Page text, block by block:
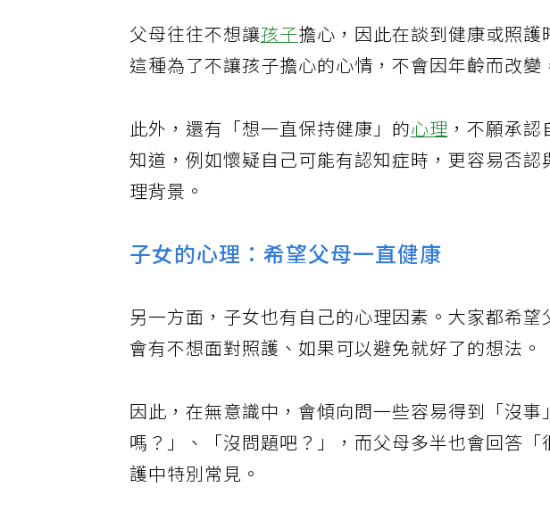
父母往往不想讓孩子擔心，因此在談到健康或照護
這種為了不讓孩子擔心的心情，不會因年齡而改變
此外，還有「想一直保持健康」的心理 ，不願承
知道，例如懷疑自己可能有認知症時，更容易否
理背景。
子女的心理：希望父母一直健康
另一方面，子女也有自己的心理因素。大家都希
會有不想面對照護、如果可以避免就好了的想法。
因此，在無意識中，會傾向問一些容易得到「沒事
嗎？」、「沒問題吧？」，而父母多半也會回答
護中特別常見。